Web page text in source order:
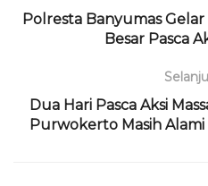
Polresta Banyumas
Besar Pasca
Dua Hari Pasca Aksi
Purwokerto Masih